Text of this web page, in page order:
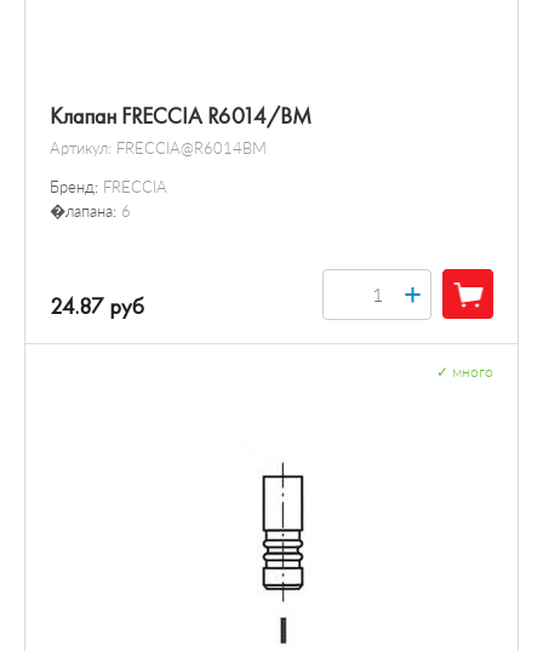
Клапан FRECCIA R6014/BM
Артикул: FRECCIA@R6014BM
Бренд: FRECCIA
�лапана: 6
24.87 руб +
много